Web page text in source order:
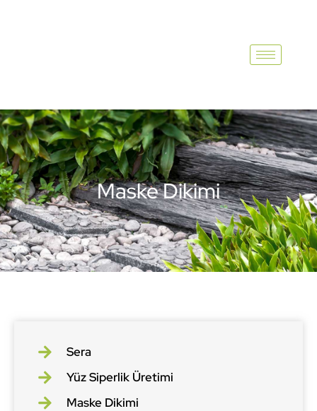
Maske Dikimi
Sera
Yüz Siperlik Üretimi
Maske Dikimi